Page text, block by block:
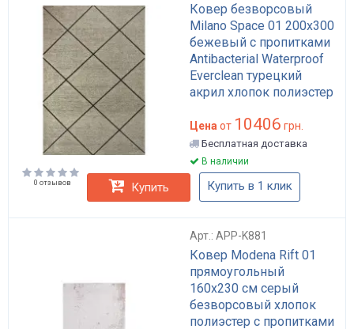
Ковер безворсовый
Milano Space 01 200х300
бежевый с пропитками
Antibacterial Waterproof
Everclean турецкий
акрил хлопок полиэстер
K782
Цена от 10406 грн.
Бесплатная доставка
В наличии
0 отзывов Купить Купить в 1 клик
Арт.: APP-K881
Ковер Modena Rift 01
прямоугольный
160x230 см серый
безворсовый хлопок
полиэстер с пропитками